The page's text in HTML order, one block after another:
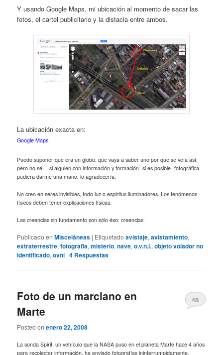
Y usando Google Maps, mi ubicación al momento de sacar las
fotos, el cartel publicitario y la distacia entre ambos.
La ubicación exacta en:
Google Maps.
Puedo suponer que era un globo, que vaya a saber uno por qué se veía así,
pero no sé… si alguien con información y formación -si es posible- fotográfica
pudiera darme una mano, lo agradecería.
No creo en seres invisibles, todo luz o espiritus iluminadores. Los fenómenos
físicos deben tener explicaciones físicas.
Las creencias sin fundamento son sólo éso: creencias.
Publicado en Misceláneas | Etiquetado avistaje,avistamiento,
extraterrestre,fotografia,misterio,nave,o.v.n.i.,objeto volador no
identificado,ovni |4 Respuestas
Foto de un marciano en
Marte
Posted onenero 22, 2008
48
La sonda Spirit, un vehículo que la NASA puso en el planeta Marte hace 4 años
para recolectar información, ha enviado fotografías ininterrumpidamente.